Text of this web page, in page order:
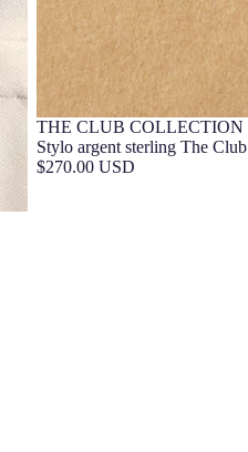
Barça Exclusif
THE CLUB COLLECTION
Stylo argent sterling The Club
$270.00 USD